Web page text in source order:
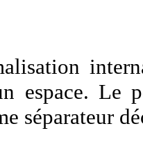
espace. Le
séparateur